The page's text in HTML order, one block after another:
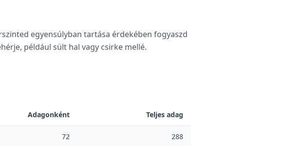
egyensúlyban tartása érdekében fogyaszd
például sült hal vagy csirke mellé.
Adagonként Teljes adag
72 288